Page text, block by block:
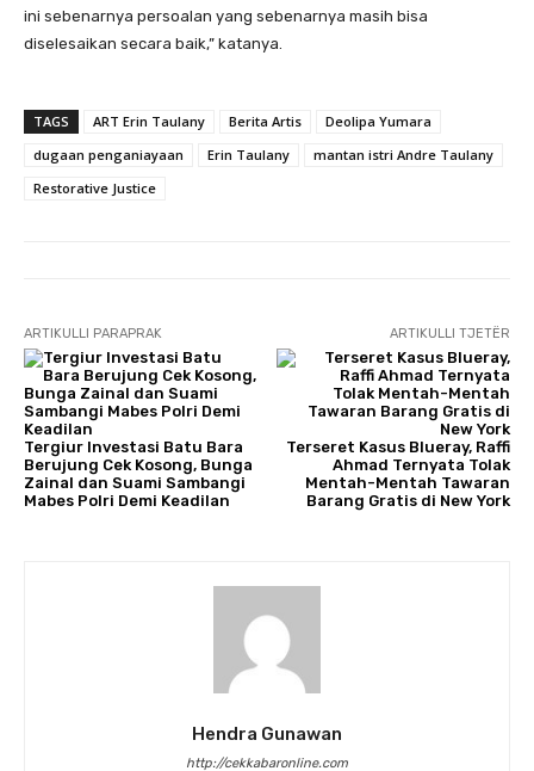
ini sebenarnya persoalan yang sebenarnya masih bisa
diselesaikan secara baik,” katanya.
TAGS ART Erin Taulany Berita Artis
Deolipa Yumara
dugaan penganiayaan
Erin Taulany
mantan istri Andre Taulany
Restorative Justice
ARTIKULLI PARAPRAK
Tergiur Investasi Batu Bara
Berujung Cek Kosong, Bunga
Zainal dan Suami Sambangi
Mabes Polri Demi Keadilan
ARTIKULLI TJETËR
Terseret Kasus Blueray, Raffi
Ahmad Ternyata Tolak
Mentah-Mentah Tawaran
Barang Gratis di New York​
Hendra Gunawan
http://cekkabaronline.com